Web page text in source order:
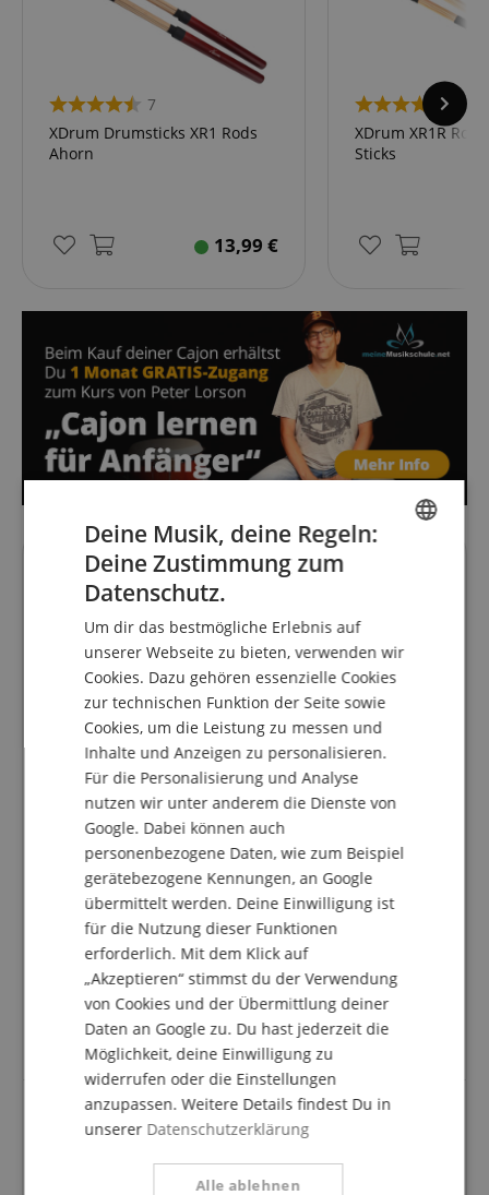
7
XDrum Drumsticks XR1 Rods
Ahorn
13,99 €
XDrum XR1R
Sticks
Kundenbewertungen
4.9/5.0
Basierend auf 7 Bewertungen
Alle Bewertungen anzeigen
5 Sterne
7
4 Sterne
1
3 Sterne
2 Sterne
0
1 Stern
0
Eine Überprüfung der Bewertungen hat wie folgt
stattgefunden: Nur Kunden, die in unserem
Onlineshop angemeldet sind und das Produkt
tatsächlich bei uns erworben haben, können im
Kundenkonto eine Bewertung für den Artikel
abgeben.
FRENCH
SPANISH
Deine Musik, deine Regeln:
Deine Zustimmung zum
Datenschutz.
Um dir das bestmögliche Erlebnis auf
unserer Webseite zu bieten, verwenden wir
Cookies. Dazu gehören essenzielle Cookies
zur technischen Funktion der Seite sowie
Cookies, um die Leistung zu messen und
Inhalte und Anzeigen zu personalisieren.
Für die Personalisierung und Analyse
nutzen wir unter anderem die Dienste von
Google. Dabei können auch
personenbezogene Daten, wie zum Beispiel
gerätebezogene Kennungen, an Google
übermittelt werden. Deine Einwilligung ist
für die Nutzung dieser Funktionen
erforderlich. Mit dem Klick auf
„Akzeptieren“ stimmst du der Verwendung
von Cookies und der Übermittlung deiner
Daten an Google zu. Du hast jederzeit die
Möglichkeit, deine Einwilligung zu
widerrufen oder die Einstellungen
anzupassen. Weitere Details findest Du in
unserer Datenschutzerklärung
Alle ablehnen